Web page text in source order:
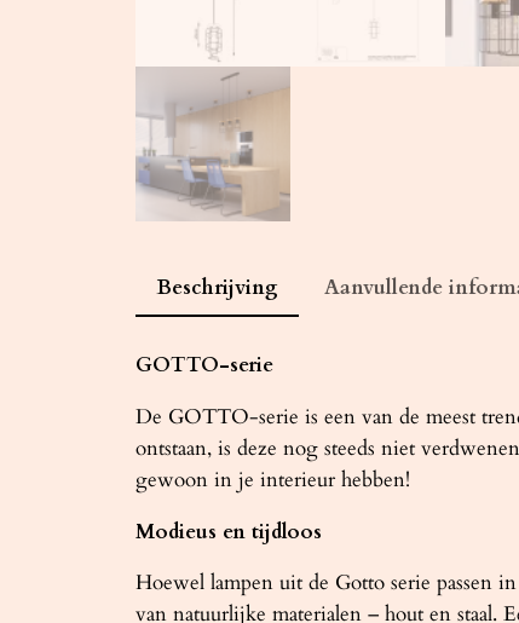
Beschrijving Aanvullende
GOTTO-serie
De GOTTO-serie is een van de meest
ontstaan, is deze nog steeds niet
gewoon in je interieur hebben!
Modieus en tijdloos
Hoewel lampen uit de Gotto serie passen
van natuurlijke materialen – hout en staal.